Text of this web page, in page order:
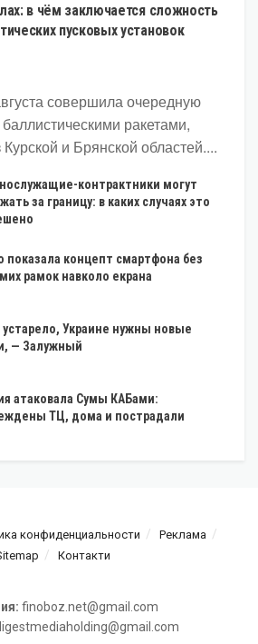
в чём заключается сложность
пусковых установок
совершила очередную
ракетами,
и Брянской областей....
контрактники могут
за границу: в каких случаях это
показала концепт смартфона без
рамок навколо екрана
устарело, Украине нужны новые
— Залужный
атаковала Сумы КАБами:
ТЦ, дома и пострадали
конфиденциальности
Реклама
Контакти
finoboz.net@gmail.com